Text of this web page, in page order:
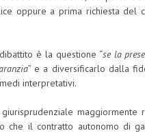
oppure a prima richiesta
è la questione “se la
” e a diversificarlo dalla
interpretativi.
giurisprudenziale
che il contratto autonomo di